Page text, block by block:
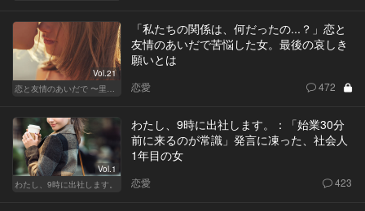
Vol.21
恋と友情のあいだで 〜里奈 Ver.〜
「私たちの関係は、何だったの...？」恋と
友情のあいだで苦悩した女。最後の哀しき
願いとは
恋愛 472
Vol.1
わたし、9時に出社します。
わたし、9時に出社します。：「始業30分
前に来るのが常識」発言に凍った、社会人
1年目の女
恋愛 423